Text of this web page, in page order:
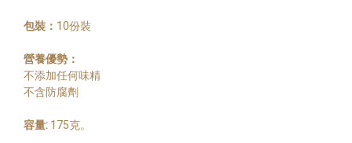
包裝： 10份裝
營養優勢：
不添加任何味精
不含防腐劑
容量: 175克。